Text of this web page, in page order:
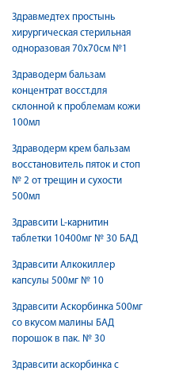
Здравмедтех простынь
хирургическая стерильная
одноразовая 70х70см №1
Здраводерм бальзам
концентрат восст.для
склонной к проблемам кожи
100мл
Здраводерм крем бальзам
восстановитель пяток и стоп
№ 2 от трещин и сухости
500мл
Здравсити L-карнитин
таблетки 10400мг № 30 БАД
Здравсити Алкокиллер
капсулы 500мг № 10
Здравсити Аскорбинка 500мг
со вкусом малины БАД
порошок в пак. № 30
Здравсити аскорбинка с